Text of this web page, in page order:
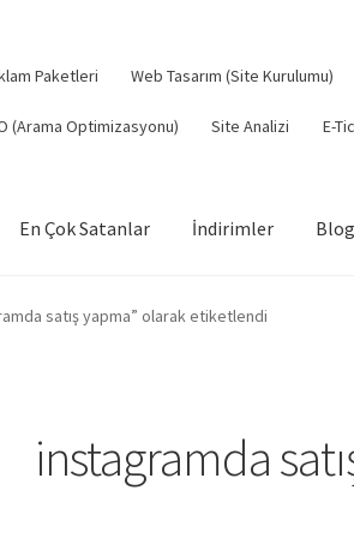
Paketleri Web Tasarım (Site Kurulumu)
(Arama Optimizasyonu) Site Analizi E-
En Çok Satanlar İndirimler Blog
Politikası Gizlilik Politikası Hakkımızda
satış yapma” olarak etiketlendi
instagramda